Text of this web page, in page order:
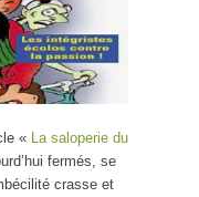
« La saloperie du
fermés, se
crasse et